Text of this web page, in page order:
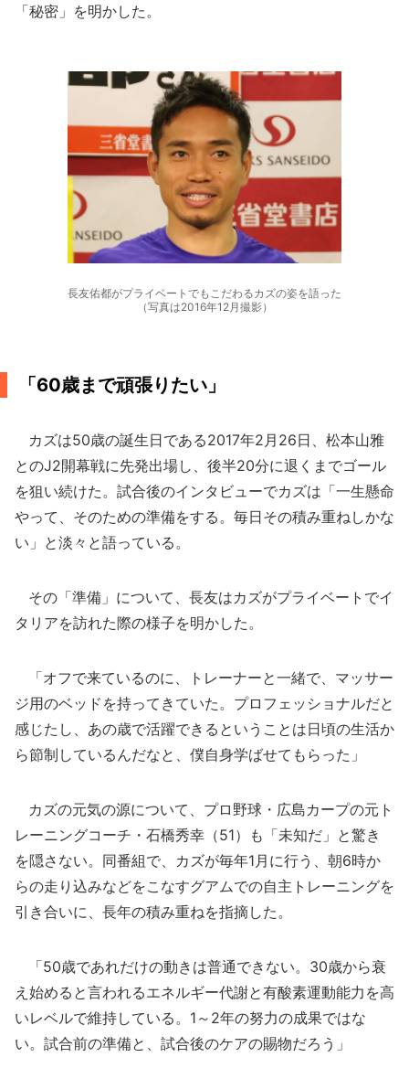
「秘密」を明かした。
長友佑都がプライベートでもこだわるカズの姿を語った
（写真は2016年12月撮影）
「60歳まで頑張りたい」
カズは50歳の誕生日である2017年2月26日、松本山雅
とのJ2開幕戦に先発出場し、後半20分に退くまでゴール
を狙い続けた。試合後のインタビューでカズは「一生懸命
やって、そのための準備をする。毎日その積み重ねしかな
い」と淡々と語っている。
その「準備」について、長友はカズがプライベートでイ
タリアを訪れた際の様子を明かした。
「オフで来ているのに、トレーナーと一緒で、マッサー
ジ用のベッドを持ってきていた。プロフェッショナルだと
感じたし、あの歳で活躍できるということは日頃の生活か
ら節制しているんだなと、僕自身学ばせてもらった」
カズの元気の源について、プロ野球・広島カープの元ト
レーニングコーチ・石橋秀幸（51）も「未知だ」と驚き
を隠さない。同番組で、カズが毎年1月に行う、朝6時か
らの走り込みなどをこなすグアムでの自主トレーニングを
引き合いに、長年の積み重ねを指摘した。
「50歳であれだけの動きは普通できない。30歳から衰
え始めると言われるエネルギー代謝と有酸素運動能力を高
いレベルで維持している。1～2年の努力の成果ではな
い。試合前の準備と、試合後のケアの賜物だろう」